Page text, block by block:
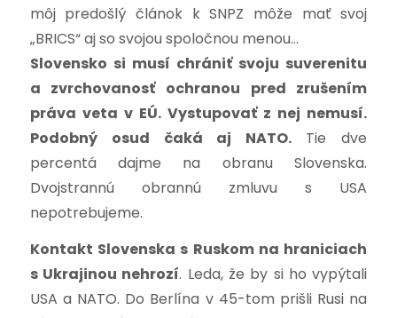
môj predošlý článok k SNPZ môže mať svoj
„BRICS“ aj so svojou spoločnou menou…
Slovensko si musí chrániť svoju suverenitu
a zvrchovanosť ochranou pred zrušením
práva veta v EÚ. Vystupovať z nej nemusí.
Podobný osud čaká aj NATO. Tie dve
percentá dajme na obranu Slovenska.
Dvojstrannú obrannú zmluvu s USA
nepotrebujeme.
Kontakt Slovenska s Ruskom na hraniciach
s Ukrajinou nehrozí. Leda, že by si ho vypýtali
USA a NATO. Do Berlína v 45-tom prišli Rusi na